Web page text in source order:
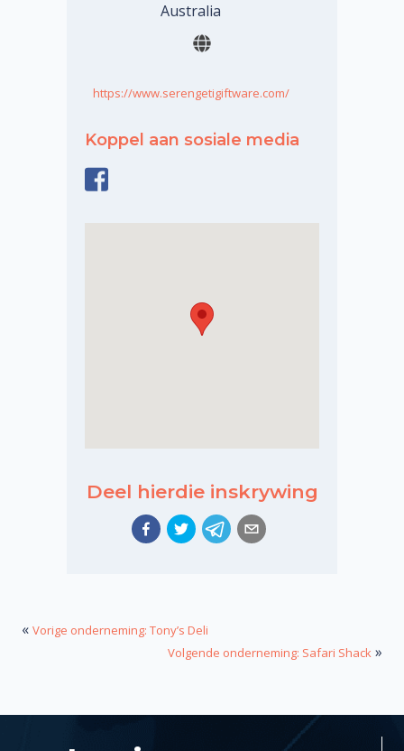
Australia
https://www.serengetigiftware.com/
Koppel aan sosiale media
Deel hierdie inskrywing
« Vorige onderneming: Tony’s Deli
Volgende onderneming: Safari Shack »